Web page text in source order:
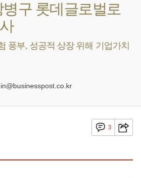
병구 롯데글로벌로
풍부, 성공적 상장 위해 기업가치
3